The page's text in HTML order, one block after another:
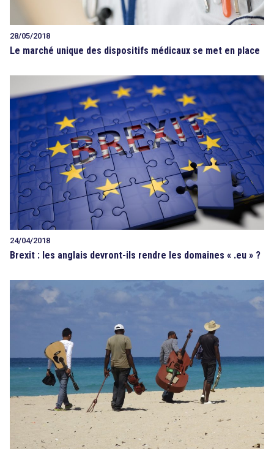
28/05/2018
Le marché unique des dispositifs médicaux se met en place
24/04/2018
Brexit : les anglais devront-ils rendre les domaines « .eu » ?